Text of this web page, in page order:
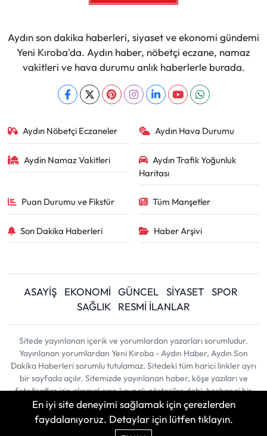
Aydın son dakika haberleri, siyaset ve ekonomi gündemi
Yeni Kıroba'da. Aydın haber, nöbetçi eczane, namaz
vakitleri ve hava durumu anlık haberlerle burada.
Aydın Nöbetçi Eczaneler Aydın Hava Durumu
Aydin Namaz Vakitleri
Aydın Trafik Yoğunluk
Haritası
Puan Durumu ve Fikstür Tüm Manşetler
Son Dakika Haberleri Haber Arşivi
ASAYİŞ EKONOMİ GÜNCEL SİYASET
SPOR
SAĞLIK
RESMİ İLANLAR
Sitede yayınlanan içerik ve yorumlardan yazarları sorumludur.
Yayınlanan yorumlardan Yeni Kıroba - Aydın Haber, Aydın Son
Dakika Haberleri sorumlu tutulamaz. Sitedeki tüm harici linkler ayrı
bir sayfada açılır. Sitemizde yayınlanan haber, köşe yazıları ve
fotoğraflar izin alınmaksızın kaynak gösterilse dahi, herhangi bir
ortamda kullanılamaz ve yayınlanamaz
En iyi site deneyimi sağlamak için çerezlerden
faydalanıyoruz. Detaylar için lütfen tıklayın.